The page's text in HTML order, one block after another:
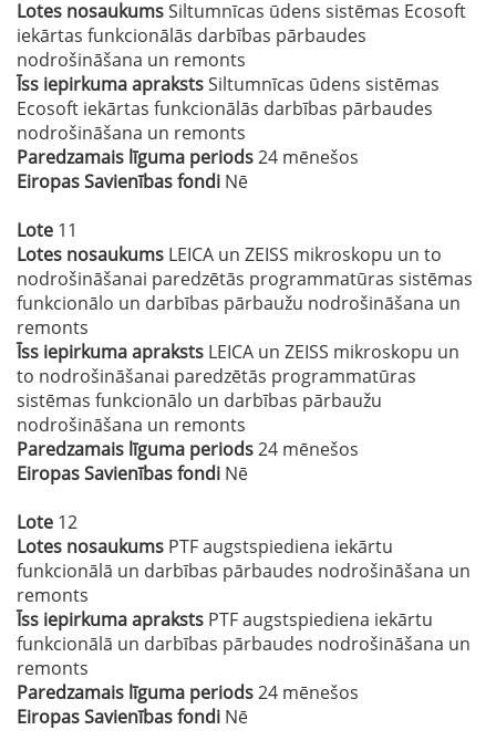
Lotes nosaukumsSiltumnīcas ūdens sistēmas Ecosoft
iekārtas funkcionālās darbības pārbaudes
nodrošināšana un remonts
Īss iepirkuma aprakstsSiltumnīcas ūdens sistēmas
Ecosoft iekārtas funkcionālās darbības pārbaudes
nodrošināšana un remonts
Paredzamais līguma periods24 mēnešos
Eiropas Savienības fondi Nē
Lote 11
Lotes nosaukums LEICA un ZEISS mikroskopu un to
nodrošināšanai paredzētās programmatūras sistēmas
funkcionālo un darbības pārbaužu nodrošināšana un
remonts
Īss iepirkuma apraksts LEICA un ZEISS mikroskopu un
to nodrošināšanai paredzētās programmatūras
sistēmas funkcionālo un darbības pārbaužu
nodrošināšana un remonts
Paredzamais līguma periods24 mēnešos
Eiropas Savienības fondi Nē
Lote 12
Lotes nosaukums PTF augstspiediena iekārtu
funkcionālā un darbības pārbaudes nodrošināšana un
remonts
Īss iepirkuma apraksts PTF augstspiediena iekārtu
funkcionālā un darbības pārbaudes nodrošināšana un
remonts
Paredzamais līguma periods24 mēnešos
Eiropas Savienības fondi Nē